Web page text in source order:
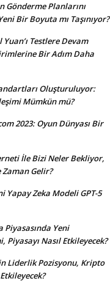
Gönderme Planlarını
Bir Boyuta mı Taşınıyor?
Testlere Devam
Bir Adım Daha
Oluşturuluyor:
Mümkün mü?
2023: Oyun Dünyası Bir
İle Bizi Neler Bekliyor,
Zaman Gelir?
Yapay Zeka Modeli GPT-5
Piyasasında Yeni
Nasıl Etkileyecek?
Liderlik Pozisyonu, Kripto